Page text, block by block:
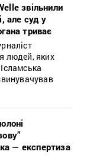
звільнили
але суд у
триває
людей, яких
— експертиза